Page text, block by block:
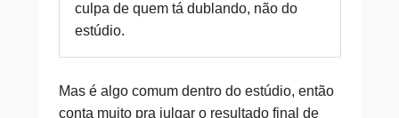
culpa de quem tá dublando, não do
estúdio.
Mas é algo comum dentro do estúdio, então
conta muito pra julgar o resultado final de